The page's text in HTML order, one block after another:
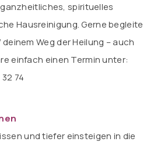
ganzheitliches, spirituelles
Hausreinigung. Gerne begleite
Weg der Heilung – auch
einfach einen Termin unter:
74
und tiefer einsteigen in die